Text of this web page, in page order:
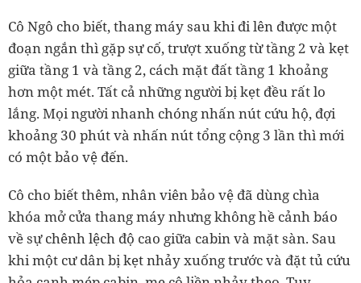
Cô Ngô cho biết, thang máy sau khi đi lên được một
đoạn ngắn thì gặp sự cố, trượt xuống từ tầng 2 và kẹt
giữa tầng 1 và tầng 2, cách mặt đất tầng 1 khoảng
hơn một mét. Tất cả những người bị kẹt đều rất lo
lắng. Mọi người nhanh chóng nhấn nút cứu hộ, đợi
khoảng 30 phút và nhấn nút tổng cộng 3 lần thì mới
có một bảo vệ đến.
Cô cho biết thêm, nhân viên bảo vệ đã dùng chìa
khóa mở cửa thang máy nhưng không hề cảnh báo
về sự chênh lệch độ cao giữa cabin và mặt sàn. Sau
khi một cư dân bị kẹt nhảy xuống trước và đặt tủ cứu